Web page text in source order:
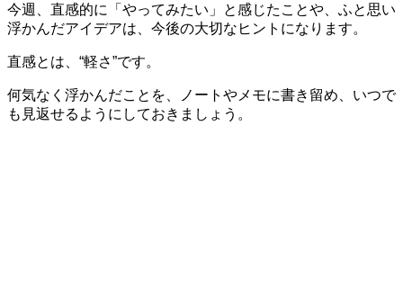
今週、直感的に「やってみたい」と感じたことや、ふと思い
浮かんだアイデアは、今後の大切なヒントになります。
直感とは、“軽さ”です。
何気なく浮かんだことを、ノートやメモに書き留め、いつで
も見返せるようにしておきましょう。